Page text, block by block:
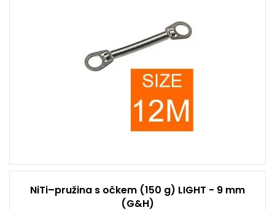
NiTi–pružina s očkem (150 g) LIGHT - 9 mm
(G&H)